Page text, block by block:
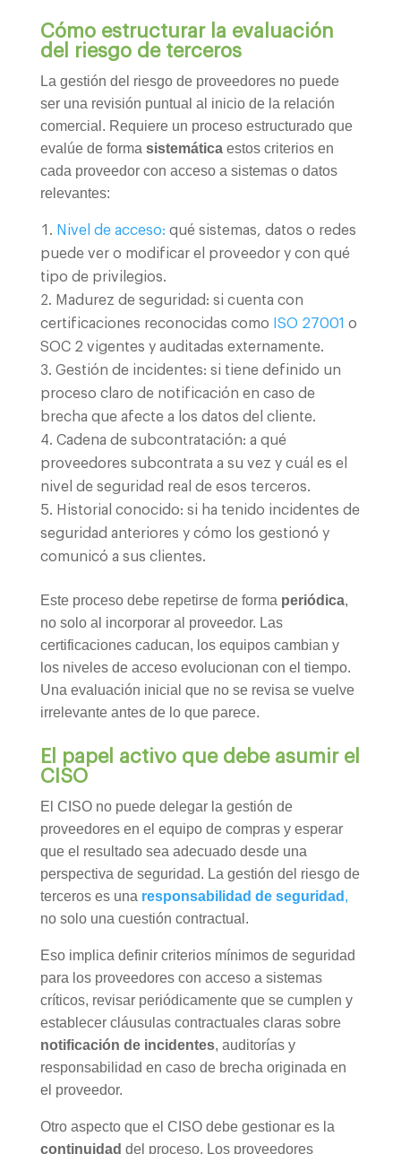
Cómo estructurar la evaluación
del riesgo de terceros
La gestión del riesgo de proveedores no puede
ser una revisión puntual al inicio de la relación
comercial. Requiere un proceso estructurado que
evalúe de forma sistemáticaestos criterios en
cada proveedor con acceso a sistemas o datos
relevantes:
Nivel de acceso: qué sistemas, datos o redes
puede ver o modificar el proveedor y con qué
tipo de privilegios.
Madurez de seguridad: si cuenta con
certificaciones reconocidas como
ISO 27001 o
SOC 2 vigentes y auditadas externamente.
Gestión de incidentes: si tiene definido un
proceso claro de notificación en caso de
brecha que afecte a los datos del cliente.
Cadena de subcontratación: a qué
proveedores subcontrata a su vez y cuál es el
nivel de seguridad real de esos terceros.
Historial conocido: si ha tenido incidentes de
seguridad anteriores y cómo los gestionó y
comunicó a sus clientes.
Este proceso debe repetirse de forma periódica,
no solo al incorporar al proveedor. Las
certificaciones caducan, los equipos cambian y
los niveles de acceso evolucionan con el tiempo.
Una evaluación inicial que no se revisa se vuelve
irrelevante antes de lo que parece.
El papel activo que debe asumir el
CISO
El CISO no puede delegar la gestión de
proveedores en el equipo de compras y esperar
que el resultado sea adecuado desde una
perspectiva de seguridad. La gestión del riesgo de
terceros es una responsabilidad de seguridad ,
no solo una cuestión contractual.
Eso implica definir criterios mínimos de seguridad
para los proveedores con acceso a sistemas
críticos, revisar periódicamente que se cumplen y
establecer cláusulas contractuales claras sobre
notificación de incidentes, auditorías y
responsabilidad en caso de brecha originada en
el proveedor.
Otro aspecto que el CISO debe gestionar es la
continuidad del proceso. Los proveedores